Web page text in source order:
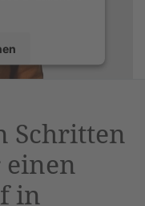
eRecht24
Schritten
in